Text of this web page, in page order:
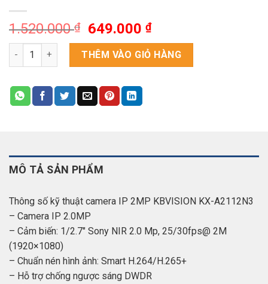
1.520.000₫
Giá
gốc
là:
1.520.000 ₫.
649.000₫Giá
hiện
tại
là:
Camera IP Dome 2MP KBVISION KX-A2112N3 số lượng
THÊM VÀO GIỎ HÀNG
MÔ TẢ SẢN PHẨM
Thông số kỹ thuật camera IP 2MP KBVISION KX-A2112N3
– Camera IP 2.0MP
– Cảm biến: 1/2.7″ Sony NIR 2.0 Mp, 25/30fps@ 2M
(1920×1080)
– Chuẩn nén hình ảnh: Smart H.264/H.265+
– Hỗ trợ chống ngược sáng DWDR